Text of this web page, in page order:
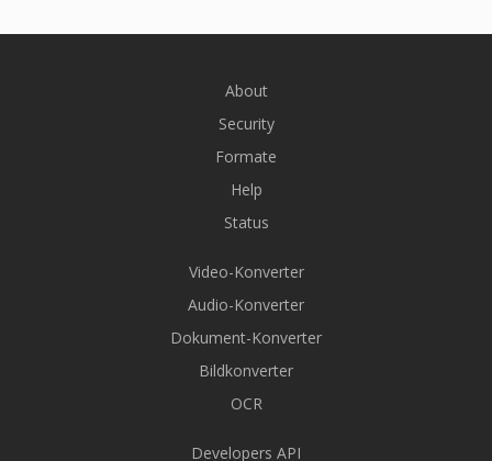
About
Security
Formate
Help
Status
Video-Konverter
Audio-Konverter
Dokument-Konverter
Bildkonverter
OCR
Developers API